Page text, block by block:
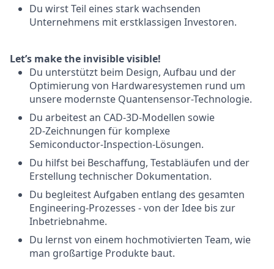
Du wirst Teil eines stark wachsenden
Unternehmens mit erstklassigen Investoren.
Let’s make the invisible visible!
Du unterstützt beim Design, Aufbau und der
Optimierung von Hardwaresystemen rund um
unsere modernste Quantensensor-Technologie.
Du arbeitest an CAD‑3D‑Modellen sowie
2D‑Zeichnungen für komplexe
Semiconductor‑Inspection‑Lösungen.
Du hilfst bei Beschaffung, Testabläufen und der
Erstellung technischer Dokumentation.
Du begleitest Aufgaben entlang des gesamten
Engineering‑Prozesses - von der Idee bis zur
Inbetriebnahme.
Du lernst von einem hochmotivierten Team, wie
man großartige Produkte baut.